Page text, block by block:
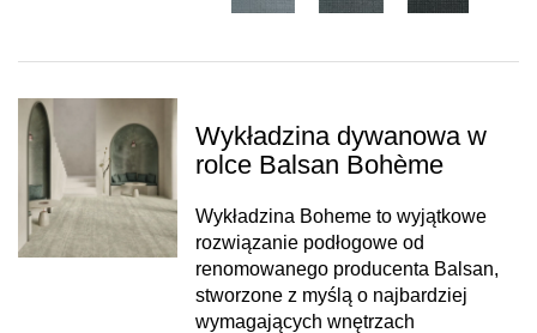
Wykładzina dywanowa w
rolce Balsan Bohème
Wykładzina Boheme to wyjątkowe
rozwiązanie podłogowe od
renomowanego producenta Balsan,
stworzone z myślą o najbardziej
wymagających wnętrzach